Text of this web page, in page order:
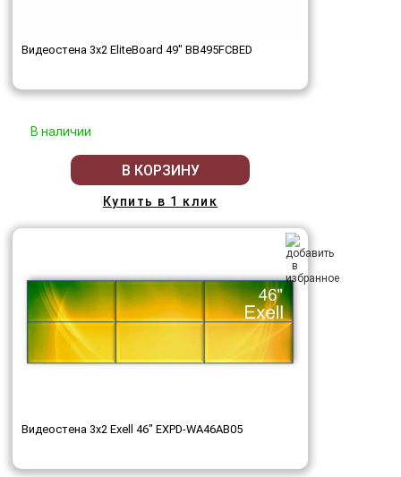
Видеостена 3x2 EliteBoard 49" BB495FCBED
В наличии
В КОРЗИНУ
Купить в 1 клик
Видеостена 3x2 Exell 46" EXPD-WA46AB05